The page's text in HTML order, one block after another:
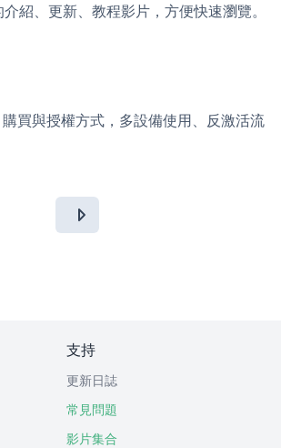
紹、更新、教程影片，方便快速瀏覽。
買與授權方式，多設備使用、反激活流
支持
更新日誌
常見問題
影片集合